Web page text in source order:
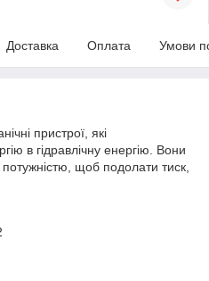
Доставка Оплата Умови
пристрої, які
в гідравлічну енергію. Вони
щоб подолати тиск,